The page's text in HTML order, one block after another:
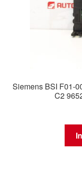
Siemens BSI F01-
C2